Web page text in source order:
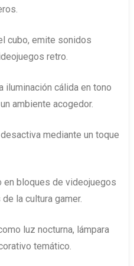
cubo, emite sonidos
retro.
iluminación cálida en tono
ambiente acogedor.
mediante un toque
en bloques de videojuegos
la cultura gamer.
luz nocturna, lámpara
temático.